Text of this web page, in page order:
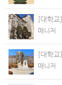
[대학교]
매니저
[대학교]
매니저